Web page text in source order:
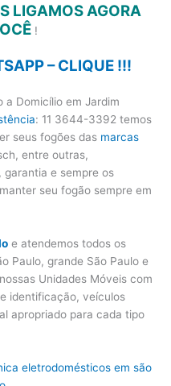
LIGAMOS AGORA
!
– CLIQUE !!!
a Domicílio em Jardim
: 11 3644-3392 temos
seus fogões das marcas
entre outras,
garantia e sempre os
seu fogão sempre em
e atendemos todos os
Paulo, grande São Paulo e
Unidades Móveis com
identificação, veículos
apropriado para cada tipo